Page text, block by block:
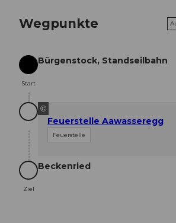
Wegpunkte
Start
Start
Bürgenstock, Standseilbahn
©
Feuerstelle Aawasseregg
Feuerstelle
Ziel
Ziel
Beckenried